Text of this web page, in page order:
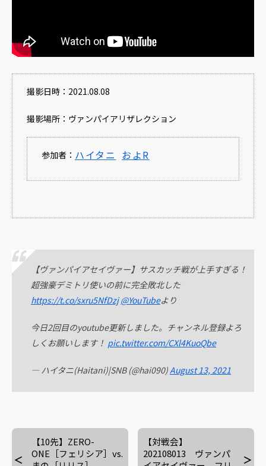
撮影日時：2021.08.08
撮影場所：ヴァンパイアリザレクション
参加者： ハイタニ およR
【ヴァンパイアセイヴァー】サスカッチ戦が上手すぎる！
超強豪デミトリ使いの前に完全敗北した
https://t.co/sxru5NfDzj @YouTubeより
今日2回目のyoutube更新しました。チャンネル登録よろ
しくお願いします！ pic.twitter.com/CXl4KuoQbe
— ハイタニ(Haitani)|SNB (@hai090)August 13, 2021
【10先】ZERO-
ONE［フェリシア］vs.
【対戦会】
202108013 ヴァンパ